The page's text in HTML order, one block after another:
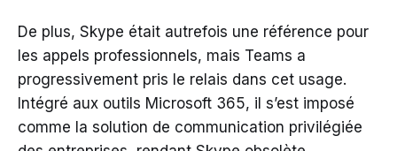
De plus, Skype était autrefois une référence pour
les appels professionnels, mais Teams a
progressivement pris le relais dans cet usage.
Intégré aux outils Microsoft 365, il s’est imposé
comme la solution de communication privilégiée